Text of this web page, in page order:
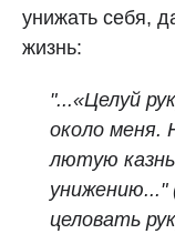
унижать себя,
жизнь:
"...«Целуй
около меня.
лютую
унижению..."
целовать